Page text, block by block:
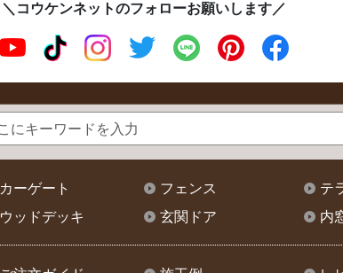
＼コウケンネットのフォローお願いします／
カーゲート フェンス
テ
ウッドデッキ 玄関ドア 内